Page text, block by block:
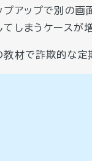
プアップで別の画
てしまうケースが
教材で詐欺的な定